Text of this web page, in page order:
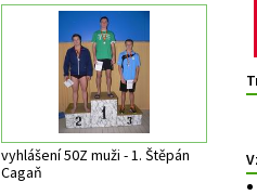
vyhlášení 50Z muži - 1. Štěpán
Cagaň